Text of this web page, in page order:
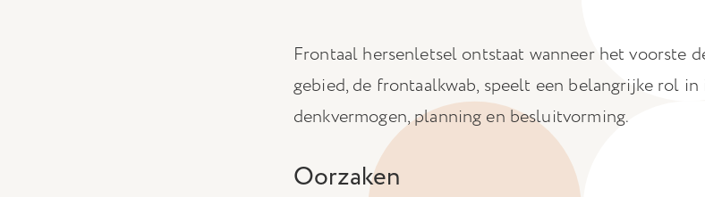
Frontaal hersenletsel ontstaat wanneer het voorste
gebied, de frontaalkwab, speelt een belangrijke rol
denkvermogen, planning en besluitvorming.
Oorzaken